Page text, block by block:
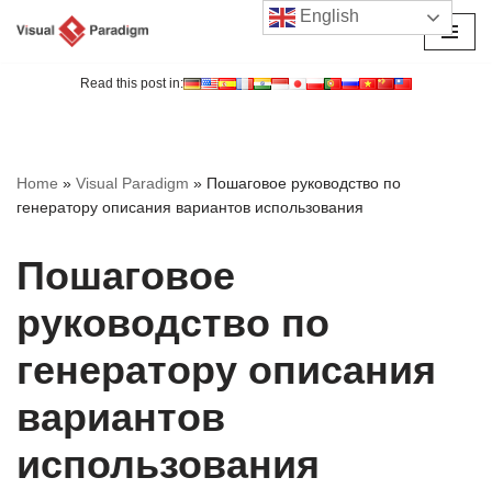
Read this post in:
Home » Visual Paradigm » Пошаговое руководство по
генератору описания вариантов использования
Пошаговое
руководство по
генератору описания
вариантов
использования
English